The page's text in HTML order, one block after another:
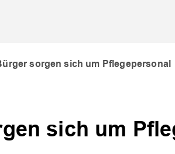
sorgen sich um Pflegepersonal
sich um